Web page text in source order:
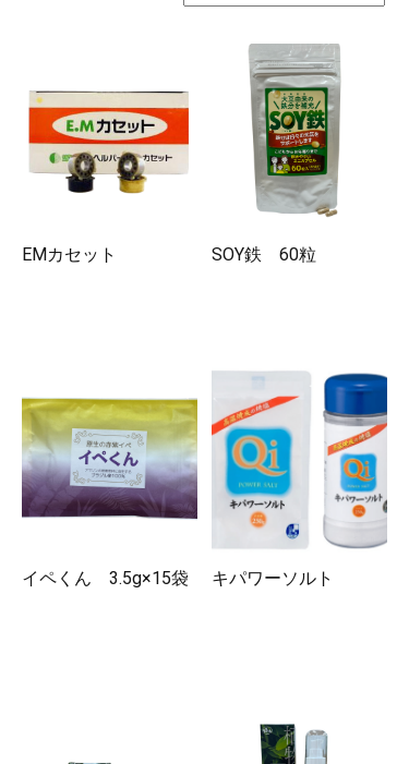
EMカセット SOY鉄 60粒
イペくん 3.5g×15袋 キパワーソルト